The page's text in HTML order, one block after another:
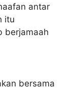
antar
itu
berjamaah
bersama